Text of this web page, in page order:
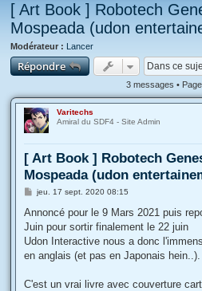
[ Art Book ] Robotech
Mospeada (udon
Modérateur : Lancer
Répondre
3 messages • Page
Varitechs
Amiral du SDF4 - Site Admin
[ Art Book ] Robotech
Mospeada (udon
M
s
a
g
jeu. 17 sept. 2020 08:15
Annoncé pour le 9 Mars 2021 puis
Juin pour sortir finalement le 22 juin
Udon Interactive nous a donc
en anglais (et pas en Japonais hein..).
C'est un vrai livre avec couverture